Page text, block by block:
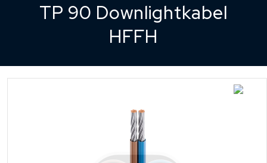
TP 90 Downlightkabel
HFFH